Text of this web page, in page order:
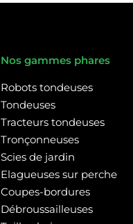
Nos gammes phares
Robots tondeuses
Tondeuses
Tracteurs tondeuses
Tronçonneuses
Scies de jardin
Elagueuses sur perche
Coupes-bordures
Débroussailleuses